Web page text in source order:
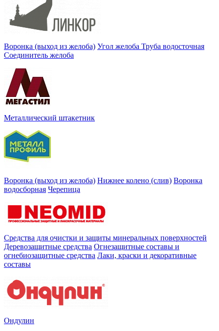
Воронка (выход из желоба) Угол желоба Труба водосточная
Соединитель желоба
Металлический штакетник
Воронка (выход из желоба) Нижнее колено (слив) Воронка
водосборная Черепица
Средства для очистки и защиты минеральных поверхностей
Деревозащитные средства Огнезащитные составы и
огнебиозащитные средства Лаки, краски и декоративные
составы
Ондулин